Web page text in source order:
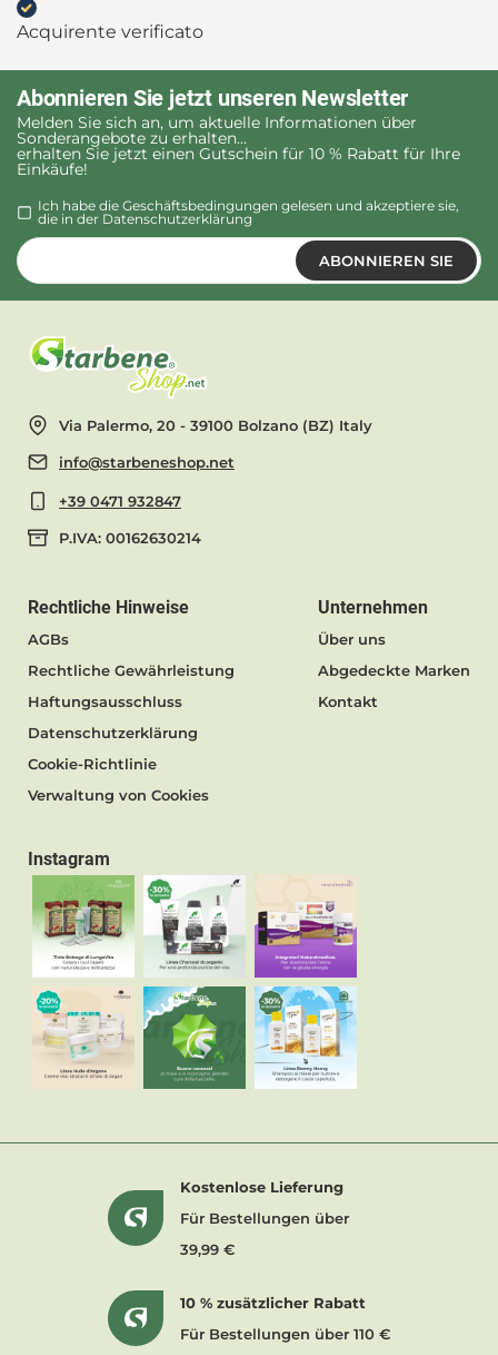
Acquirente verificato
Abonnieren Sie jetzt unseren Newsletter
Melden Sie sich an, um aktuelle Informationen über
Sonderangebote zu erhalten...
erhalten Sie jetzt einen Gutschein für 10 % Rabatt für Ihre
Einkäufe!
Ich habe die Geschäftsbedingungen gelesen und akzeptiere sie,
die in der Datenschutzerklärung
ABONNIEREN SIE
Via Palermo, 20 - 39100 Bolzano (BZ) Italy
info@starbeneshop.net
+39 0471 932847
P.IVA: 00162630214
Rechtliche Hinweise
AGBs
Rechtliche Gewährleistung
Haftungsausschluss
Datenschutzerklärung
Cookie-Richtlinie
Verwaltung von Cookies
Unternehmen
Über uns
Abgedeckte Marken
Kontakt
Instagram
Kostenlose Lieferung
Für Bestellungen über
39,99 €
10 % zusätzlicher Rabatt
Für Bestellungen über 110 €